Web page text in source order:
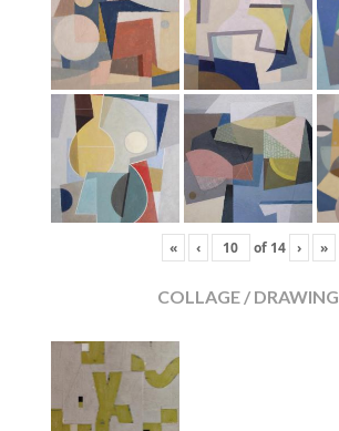
« ‹ of 14 › »
COLLAGE / DRAWING